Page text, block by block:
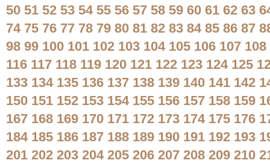
50 51 52 53 54 55 56 57 58 59 60 61 62 63
74 75 76 77 78 79 80 81 82 83 84 85 86 87
98 99 100 101 102 103 104 105 106 107 108
116 117 118 119 120 121 122 123 124 125
133 134 135 136 137 138 139 140 141 142
150 151 152 153 154 155 156 157 158 159
167 168 169 170 171 172 173 174 175 176
184 185 186 187 188 189 190 191 192 193
201 202 203 204 205 206 207 208 209 210